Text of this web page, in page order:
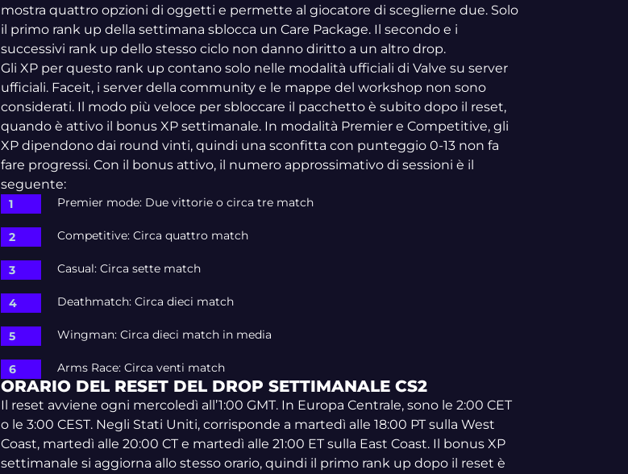
mostra quattro opzioni di oggetti e permette al giocatore di sceglierne due. Solo
il primo rank up della settimana sblocca un Care Package. Il secondo e i
successivi rank up dello stesso ciclo non danno diritto a un altro drop.
Gli XP per questo rank up contano solo nelle modalità ufficiali di Valve su server
ufficiali. Faceit, i server della community e le mappe del workshop non sono
considerati. Il modo più veloce per sbloccare il pacchetto è subito dopo il reset,
quando è attivo il bonus XP settimanale. In modalità Premier e Competitive, gli
XP dipendono dai round vinti, quindi una sconfitta con punteggio 0-13 non fa
fare progressi. Con il bonus attivo, il numero approssimativo di sessioni è il
seguente:
Premier mode: Due vittorie o circa tre match
Competitive: Circa quattro match
Casual: Circa sette match
Deathmatch: Circa dieci match
Wingman: Circa dieci match in media
Arms Race: Circa venti match
ORARIO DEL RESET DEL DROP SETTIMANALE CS2
Il reset avviene ogni mercoledì all’1:00 GMT. In Europa Centrale, sono le 2:00 CET
o le 3:00 CEST. Negli Stati Uniti, corrisponde a martedì alle 18:00 PT sulla West
Coast, martedì alle 20:00 CT e martedì alle 21:00 ET sulla East Coast. Il bonus XP
settimanale si aggiorna allo stesso orario, quindi il primo rank up dopo il reset è